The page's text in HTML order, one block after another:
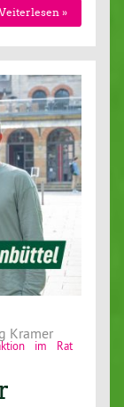
»
Kramer
im Rat